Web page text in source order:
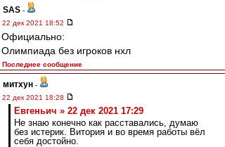
SAS -
22 дек 2021 18:52
Официально:
Олимпиада без игроков нхл
Последнее сообщение
митхун -
22 дек 2021 18:28
Евгеньич » 22 дек 2021 17:29
Не знаю конечно как расставались, думаю
без истерик. Витория и во время работы вёл
себя достойно.